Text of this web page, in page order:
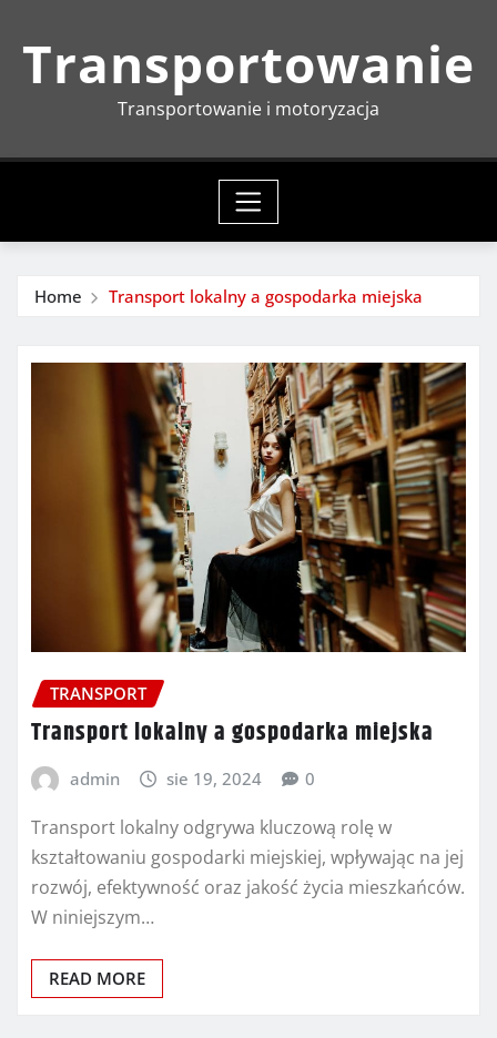
Transportowanie
Transportowanie i motoryzacja
Home Transport lokalny a gospodarka miejska
TRANSPORT
Transport lokalny a gospodarka miejska
admin sie 19, 2024 0
Transport lokalny odgrywa kluczową rolę w
kształtowaniu gospodarki miejskiej, wpływając na jej
rozwój, efektywność oraz jakość życia mieszkańców.
W niniejszym…
READ MORE